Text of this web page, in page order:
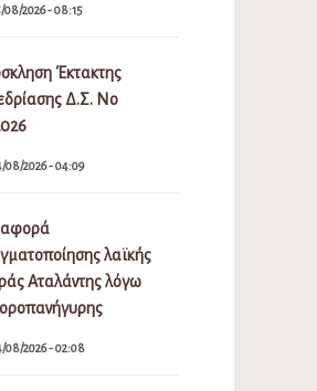
08/2026 - 08:15
Έκτακτης
Δ.Σ. Νο
08/2026 - 04:09
λαϊκής
Αταλάντης λόγω
08/2026 - 02:08